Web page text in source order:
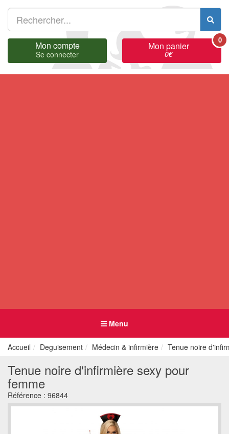
Mon compte
Se connecter
Mon panier
0€
0
Menu
Accueil Deguisement Médecin & infirmière Tenue noire
Tenue noire d'infirmière sexy pour
femme
Référence : 96844